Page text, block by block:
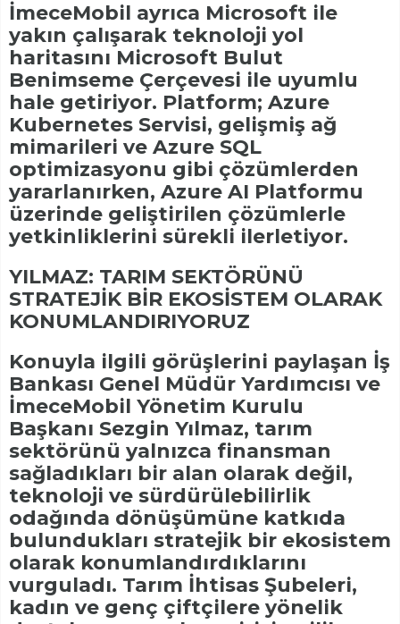
İmeceMobil ayrıca Microsoft ile
yakın çalışarak teknoloji yol
haritasını Microsoft Bulut
Benimseme Çerçevesi ile uyumlu
hale getiriyor. Platform; Azure
Kubernetes Servisi, gelişmiş ağ
mimarileri ve Azure SQL
optimizasyonu gibi çözümlerden
yararlanırken, Azure AI Platformu
üzerinde geliştirilen çözümlerle
yetkinliklerini sürekli ilerletiyor.
YILMAZ: TARIM SEKTÖRÜNÜ
STRATEJİK BİR EKOSİSTEM OLARAK
KONUMLANDIRIYORUZ
Konuyla ilgili görüşlerini paylaşan İş
Bankası Genel Müdür Yardımcısı ve
İmeceMobil Yönetim Kurulu
Başkanı Sezgin Yılmaz, tarım
sektörünü yalnızca finansman
sağladıkları bir alan olarak değil,
teknoloji ve sürdürülebilirlik
odağında dönüşümüne katkıda
bulundukları stratejik bir ekosistem
olarak konumlandırdıklarını
vurguladı. Tarım İhtisas Şubeleri,
kadın ve genç çiftçilere yönelik